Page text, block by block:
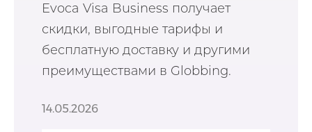
Evoca Visa Business получает
скидки, выгодные тарифы и
бесплатную доставку и другими
преимуществами в Globbing.
14.05.2026